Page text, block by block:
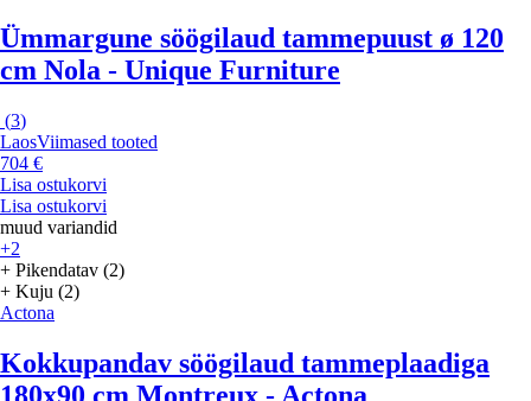
Ümmargune söögilaud tammepuust ø 120
cm Nola - Unique Furniture
(3)
LaosViimased tooted
704 €
Lisa ostukorvi
Lisa ostukorvi
muud variandid
+2
+ Pikendatav (2)
+ Kuju (2)
Actona
Kokkupandav söögilaud tammeplaadiga